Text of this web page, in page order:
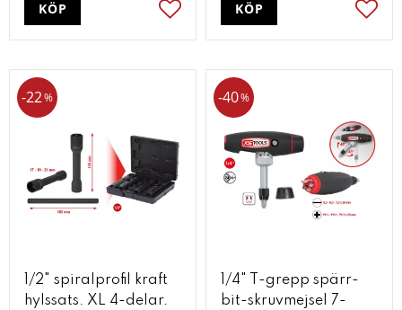
Lägg till i favoriter
KÖP KÖP
1/2" spiralprofil kraft
hylssats. XL 4-delar.
22%
1/4" T-grepp spärr-
bit-skruvmejsel 7-
40%